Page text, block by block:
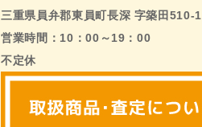
三重県員弁郡東員町長深 字築田510-1
営業時間：10：00～19：00
不定休